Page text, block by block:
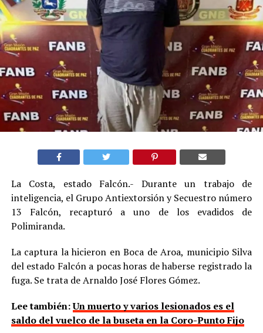
La Costa, estado Falcón.- Durante un trabajo de
inteligencia, el Grupo Antiextorsión y Secuestro número
13 Falcón, recapturó a uno de los evadidos de
Polimiranda.
La captura la hicieron en Boca de Aroa, municipio Silva
del estado Falcón a pocas horas de haberse registrado la
fuga. Se trata de Arnaldo José Flores Gómez.
Lee también:Un muerto y varios lesionados es el
saldo del vuelco de la buseta en la Coro-Punto Fijo